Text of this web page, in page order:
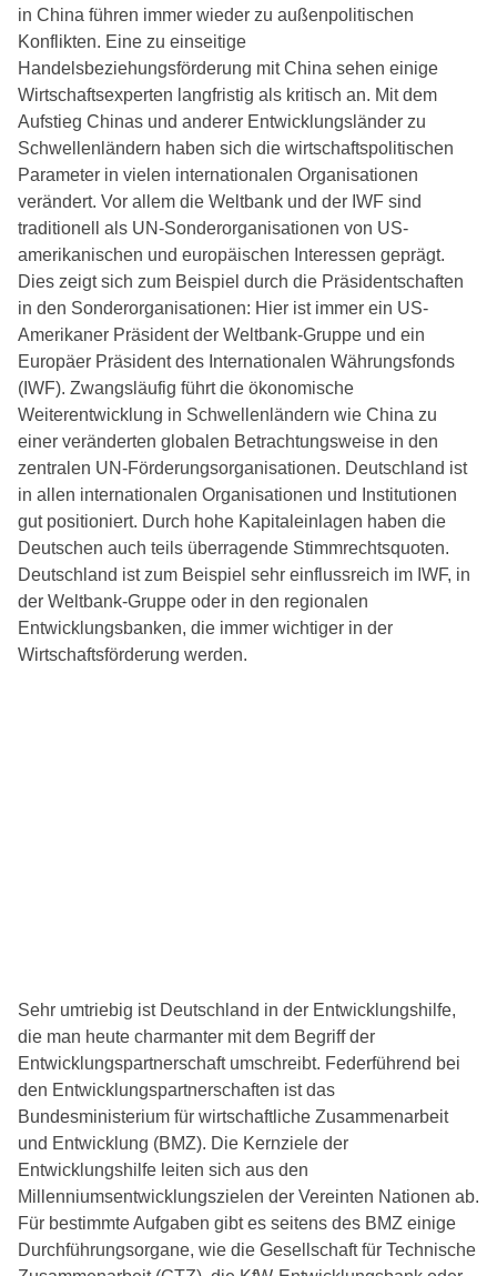
in China führen immer wieder zu außenpolitischen
Konflikten. Eine zu einseitige
Handelsbeziehungsförderung mit China sehen einige
Wirtschaftsexperten langfristig als kritisch an. Mit dem
Aufstieg Chinas und anderer Entwicklungsländer zu
Schwellenländern haben sich die wirtschaftspolitischen
Parameter in vielen internationalen Organisationen
verändert. Vor allem die Weltbank und der IWF sind
traditionell als UN-Sonderorganisationen von US-
amerikanischen und europäischen Interessen geprägt.
Dies zeigt sich zum Beispiel durch die Präsidentschaften
in den Sonderorganisationen: Hier ist immer ein US-
Amerikaner Präsident der Weltbank-Gruppe und ein
Europäer Präsident des Internationalen Währungsfonds
(IWF). Zwangsläufig führt die ökonomische
Weiterentwicklung in Schwellenländern wie China zu
einer veränderten globalen Betrachtungsweise in den
zentralen UN-Förderungsorganisationen. Deutschland ist
in allen internationalen Organisationen und Institutionen
gut positioniert. Durch hohe Kapitaleinlagen haben die
Deutschen auch teils überragende Stimmrechtsquoten.
Deutschland ist zum Beispiel sehr einflussreich im IWF, in
der Weltbank-Gruppe oder in den regionalen
Entwicklungsbanken, die immer wichtiger in der
Wirtschaftsförderung werden.
Sehr umtriebig ist Deutschland in der Entwicklungshilfe,
die man heute charmanter mit dem Begriff der
Entwicklungspartnerschaft umschreibt. Federführend bei
den Entwicklungspartnerschaften ist das
Bundesministerium für wirtschaftliche Zusammenarbeit
und Entwicklung (BMZ). Die Kernziele der
Entwicklungshilfe leiten sich aus den
Millenniumsentwicklungszielen der Vereinten Nationen ab.
Für bestimmte Aufgaben gibt es seitens des BMZ einige
Durchführungsorgane, wie die Gesellschaft für Technische